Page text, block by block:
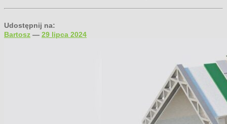
Udostępnij na:
Bartosz — 29 lipca 2024